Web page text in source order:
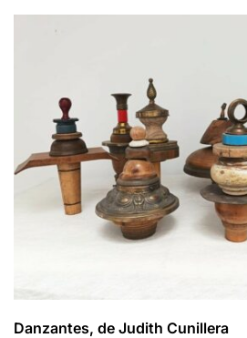
Danzantes, de Judith Cunillera